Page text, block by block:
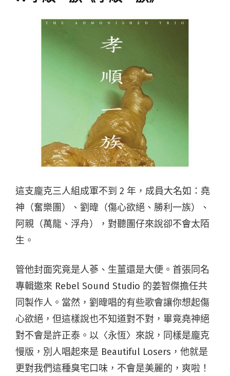
這支龐克三人組成軍不到 2 年，成員大名如：堯
神（奮樂團）、劉暐（傷心欲絕、勝利一族）、
阿親（萬龍、浮舟），對聽團仔來說卻不會太陌
生。
管他封面究竟是人蔘、生薑還是大便。首張同名
專輯邀來 Rebel Sound Studio 的姜智傑擔任共
同製作人。當然，劉暐唱的有些歌會讓你想起傷
心欲絕，但這樣說也不知道對不對，畢竟堯神絕
對不會是許正泰。以〈永恆〉來說，同樣是龐克
慢版，別人唱起來是 Beautiful Losers，他就是
更對我們這種臭宅口味，不會是美麗的，爽啦！